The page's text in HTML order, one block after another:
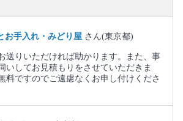
お手入れ・みどり屋 さん(東京都)
送りいただければ助かります。また、事
いしてお見積もりをさせていただきま
料ですのでご遠慮なくお申し付けくださ